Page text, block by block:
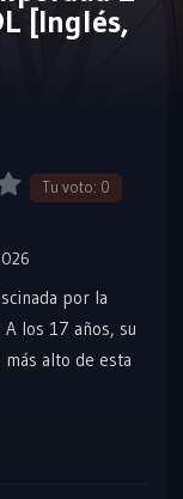
[Inglés,
Tu voto: 0
por la
los 17 años, su
alto de esta
a numerosas
el